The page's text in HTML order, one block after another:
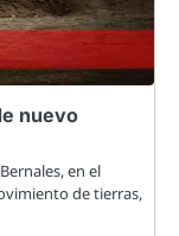
nuevo
en el
de tierras,